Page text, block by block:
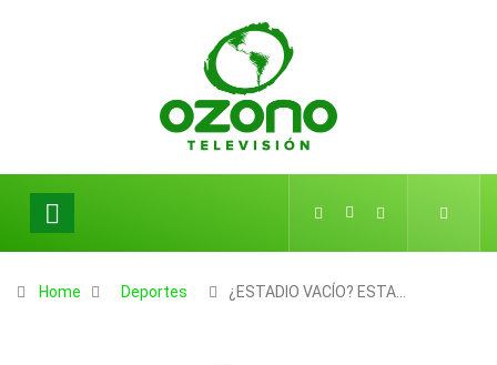
Home Deportes ¿ESTADIO VACÍO? ESTA…